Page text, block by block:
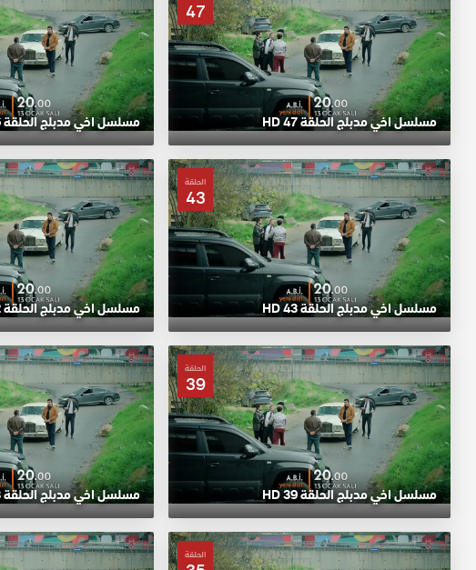
47
مسلسل اخي مدبلج الحلقة 47 HD مسلسل اخي مدبلج الحلقة 46 HD
الحلقة
43
مسلسل اخي مدبلج الحلقة 43 HD مسلسل اخي مدبلج الحلقة 42 HD
الحلقة
39
مسلسل اخي مدبلج الحلقة 39 HD مسلسل اخي مدبلج الحلقة 38 HD
الحلقة